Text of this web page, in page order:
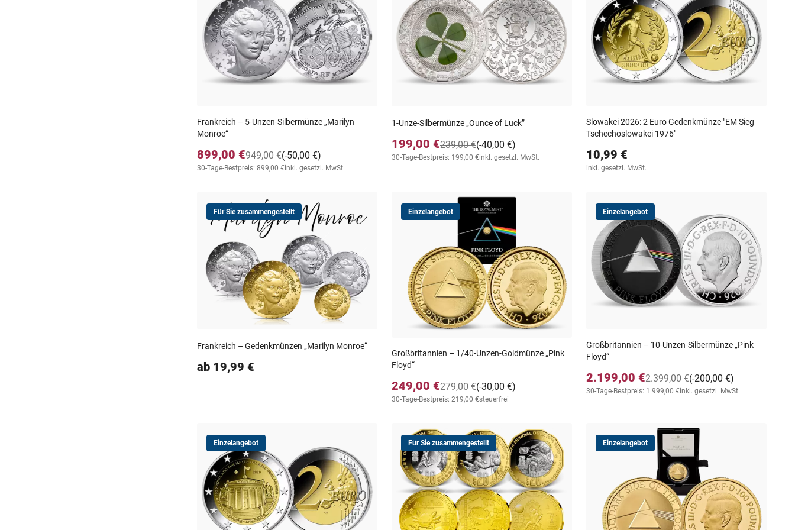
Frankreich – 5-Unzen-Silbermünze „Marilyn
Monroe“
899,00 € (-50,00 €)
949,00 €
30-Tage-Bestpreis: 899,00 €inkl. gesetzl. MwSt.
1-Unze-Silbermünze „Ounce of Luck”
199,00 € (-40,00 €)
239,00 €
30-Tage-Bestpreis: 199,00 €inkl. gesetzl. MwSt.
Slowakei 2026: 2 Euro Gedenkmünze "EM Sieg
Tschechoslowakei 1976"
10,99 €
inkl. gesetzl. MwSt.
Für Sie zusammengestellt
Frankreich – Gedenkmünzen „Marilyn Monroe“
ab 19,99 €
Einzelangebot
Großbritannien – 1/40-Unzen-Goldmünze „Pink
Floyd“
249,00 € (-30,00 €)
279,00 €
30-Tage-Bestpreis: 219,00 €steuerfrei
Einzelangebot
Großbritannien – 10-Unzen-Silbermünze „Pink
Floyd“
2.199,00 € (-200,00 €)
2.399,00 €
30-Tage-Bestpreis: 1.999,00 €inkl. gesetzl. MwSt.
Einzelangebot Für Sie zusammengestellt Einzelangebot